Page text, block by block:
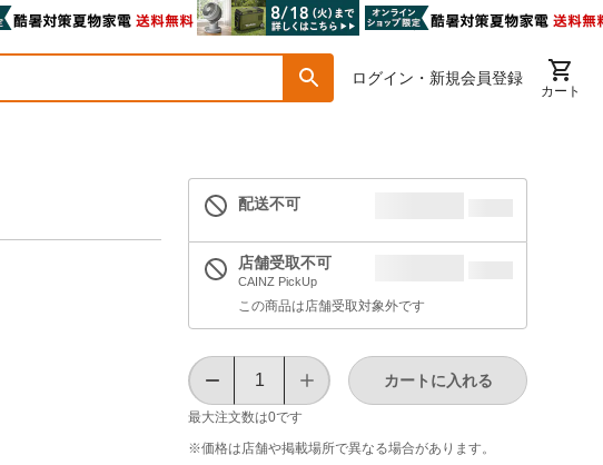
ログイン・新規会員登録
カート
配送不可
店舗受取不可
CAINZ PickUp
この商品は店舗受取対象外です
最大注文数は0です
カートに入れる
※価格は​店舗や​掲載場所で​異なる​場合が​あります。